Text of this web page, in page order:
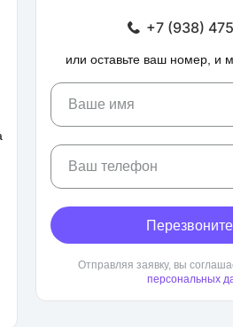
+7 (938)
или оставьте ваш номер, и
Ваше имя
Ваш телефон
Отправляя заявку, вы
персональных